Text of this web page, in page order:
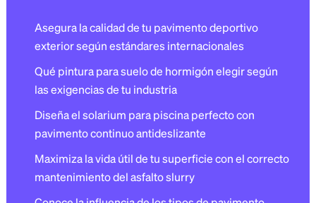
Asegura la calidad de tu pavimento deportivo
exterior según estándares internacionales
Qué pintura para suelo de hormigón elegir según
las exigencias de tu industria
Diseña el solarium para piscina perfecto con
pavimento continuo antideslizante
Maximiza la vida útil de tu superficie con el correcto
mantenimiento del asfalto slurry